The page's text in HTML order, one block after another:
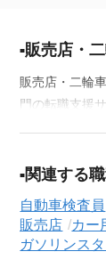
販売店・
販売店・二輪
門の転職支援
探しを徹底的
多くが当サー
ご利用の流れ
関連する
自動車検査員
販売店
カー
ガソリンス